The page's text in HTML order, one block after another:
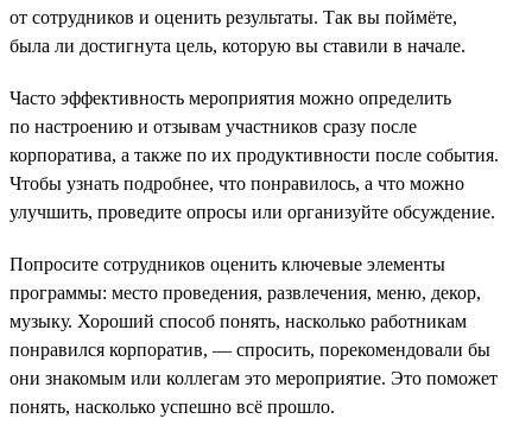
от сотрудников и оценить результаты. Так вы поймёте,
была ли достигнута цель, которую вы ставили в начале.
Часто эффективность мероприятия можно определить
по настроению и отзывам участников сразу после
корпоратива, а также по их продуктивности после события.
Чтобы узнать подробнее, что понравилось, а что можно
улучшить, проведите опросы или организуйте обсуждение.
Попросите сотрудников оценить ключевые элементы
программы: место проведения, развлечения, меню, декор,
музыку. Хороший способ понять, насколько работникам
понравился корпоратив, — спросить, порекомендовали бы
они знакомым или коллегам это мероприятие. Это поможет
понять, насколько успешно всё прошло.